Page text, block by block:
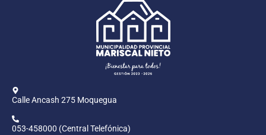
Calle Ancash 275 Moquegua
053-458000 (Central Telefónica)